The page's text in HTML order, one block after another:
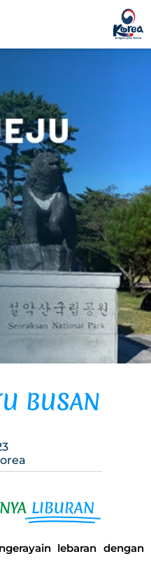
BUSAN
LIBURAN
lebaran dengan